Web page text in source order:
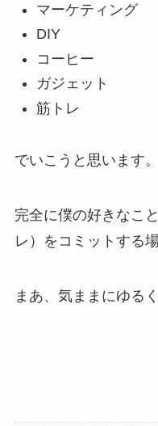
マーケティング
DIY
コーヒー
ガジェット
筋トレ
でいこうと思います。
完全に僕の好きなこ
レ）をコミットする
まあ、気ままにゆる